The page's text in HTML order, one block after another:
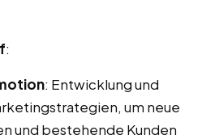
:
: Entwicklung und
um neue
und bestehende Kunden